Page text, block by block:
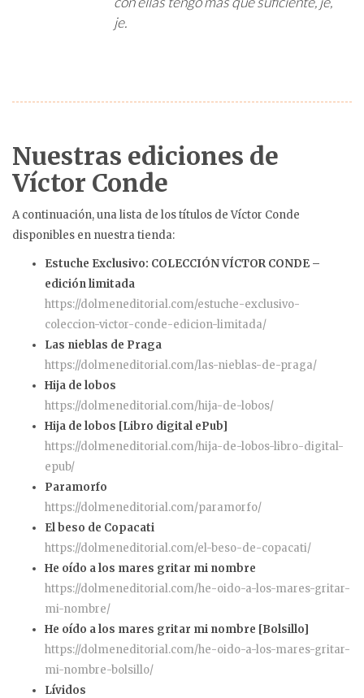
je.
Nuestras ediciones de
Víctor Conde
A continuación, una lista de los títulos de Víctor Conde
disponibles en nuestra tienda:
Estuche Exclusivo: COLECCIÓN VÍCTOR CONDE –
edición limitada
https://dolmeneditorial.com/estuche-exclusivo-
coleccion-victor-conde-edicion-limitada/
Las nieblas de Praga
https://dolmeneditorial.com/las-nieblas-de-praga/
Hija de lobos
https://dolmeneditorial.com/hija-de-lobos/
Hija de lobos [Libro digital ePub]
https://dolmeneditorial.com/hija-de-lobos-libro-digital-
epub/
Paramorfo
https://dolmeneditorial.com/paramorfo/
El beso de Copacati
https://dolmeneditorial.com/el-beso-de-copacati/
He oído a los mares gritar mi nombre
https://dolmeneditorial.com/he-oido-a-los-mares-gritar-
mi-nombre/
He oído a los mares gritar mi nombre [Bolsillo]
https://dolmeneditorial.com/he-oido-a-los-mares-gritar-
mi-nombre-bolsillo/
Lívidos